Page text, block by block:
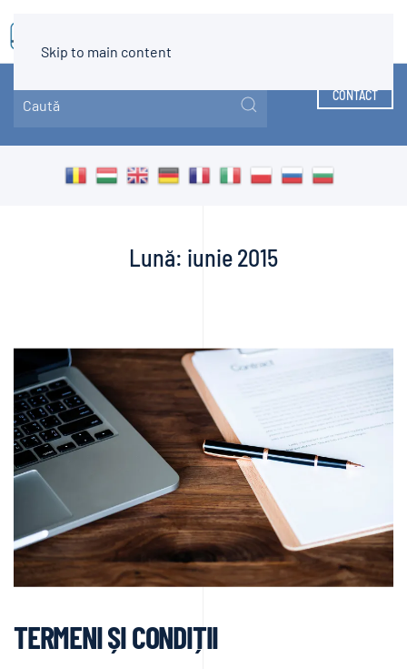
Skip to main content
CONTACT
Lună: iunie 2015
TERMENI ȘI CONDIȚII